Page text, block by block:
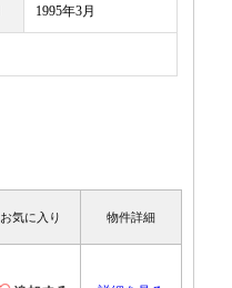
1995年3月
お気に入り 物件詳細